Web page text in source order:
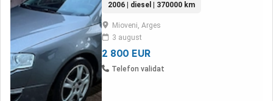
întreținută, folosită regulat, motorul fără
probleme, fără bătăi sau zgomote suspecte.
Multiple dotari ,interior reconditionat ,istoric
complet cu ce s a schimbat la masina, ...
2006 | diesel | 370000 km
Mioveni, Arges
3 august
2 800 EUR
Telefon validat